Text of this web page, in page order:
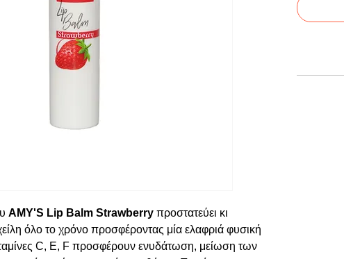
AMY'S Lip Balm Strawberry προστατεύει κι
όλο το χρόνο προσφέροντας μία ελαφριά φυσική
C, E, F προσφέρουν ενυδάτωση, μείωση των